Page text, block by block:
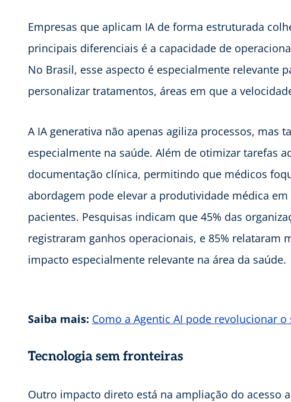
Empresas que aplicam IA de forma estruturada
principais diferenciais é a capacidade de
No Brasil, esse aspecto é especialmente relevante
personalizar tratamentos, áreas em que a
A IA generativa não apenas agiliza processos, mas
especialmente na saúde. Além de otimizar tarefas
documentação clínica, permitindo que médicos
abordagem pode elevar a produtividade médica
pacientes. Pesquisas indicam que 45% das
registraram ganhos operacionais, e 85% relataram
impacto especialmente relevante na área da saúde.
Saiba mais: Como a Agentic AI pode revolucionar
Tecnologia sem fronteiras
Outro impacto direto está na ampliação do acesso